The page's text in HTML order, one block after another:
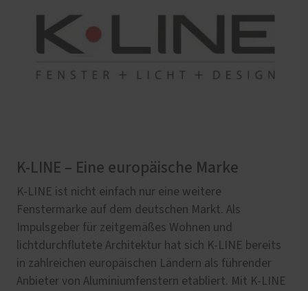
K-LINE – Eine europäische Marke
K-LINE ist nicht einfach nur eine weitere
Fenstermarke auf dem deutschen Markt. Als
Impulsgeber für zeitgemäßes Wohnen und
lichtdurchflutete Architektur hat sich K-LINE bereits
in zahlreichen europäischen Ländern als führender
Anbieter von Aluminiumfenstern etabliert. Mit K-LINE